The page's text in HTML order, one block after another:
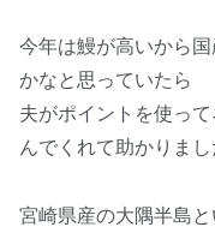
今年は鰻が高いから
かなと思っていたら
夫がポイントを使っ
んでくれて助かりまし
宮崎県産の大隅半島